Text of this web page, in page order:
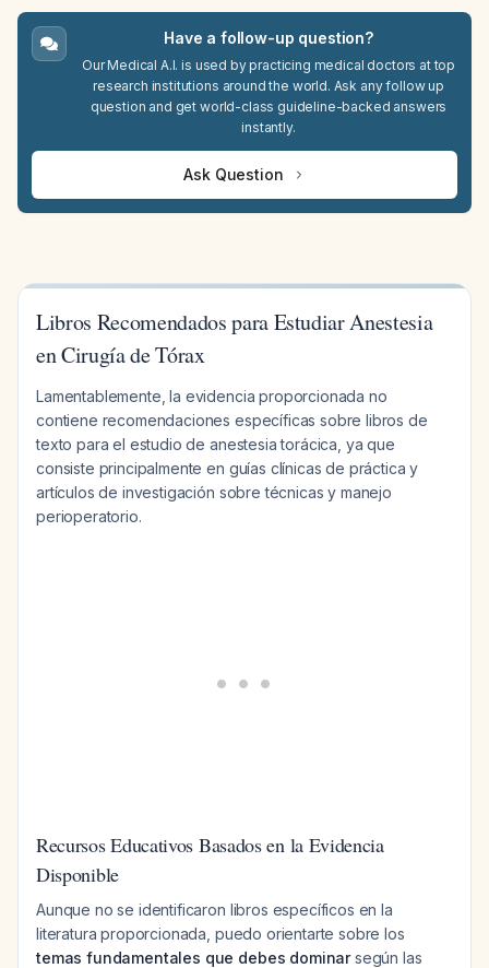
Have a follow-up question?
Our Medical A.I. is used by practicing medical doctors at top
research institutions around the world. Ask any follow up
question and get world-class guideline-backed answers
instantly.
Ask Question
Libros Recomendados para Estudiar Anestesia
en Cirugía de Tórax
Lamentablemente, la evidencia proporcionada no
contiene recomendaciones específicas sobre libros de
texto para el estudio de anestesia torácica, ya que
consiste principalmente en guías clínicas de práctica y
artículos de investigación sobre técnicas y manejo
perioperatorio.
Recursos Educativos Basados en la Evidencia
Disponible
Aunque no se identificaron libros específicos en la
literatura proporcionada, puedo orientarte sobre los
temas fundamentales que debes dominarsegún las